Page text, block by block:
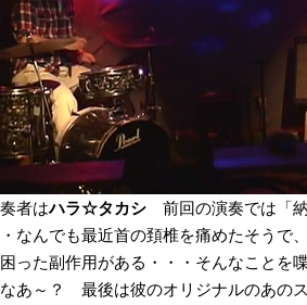
者はハラ☆タカシ 前回の演奏では「
なんでも最近首の頚椎を痛めたそうで
った副作用がある・・・そんなことを
なあ～？ 最後は彼のオリジナルのあの